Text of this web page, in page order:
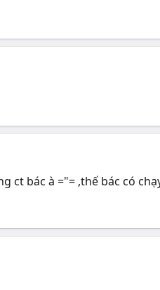
ct bác à ="= ,thế bác có